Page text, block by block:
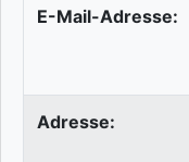
E-Mail-Adresse:
Adresse: